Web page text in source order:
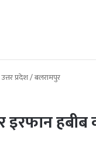
उत्तर प्रदेश/बलरामपुर
इरफान हबीब